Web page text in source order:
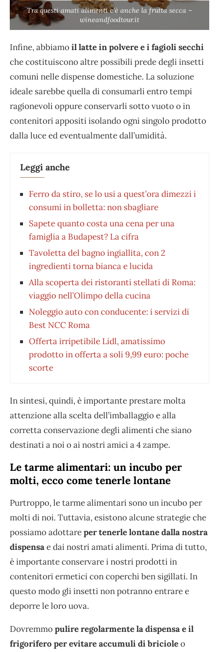
Tra questi amati alimenti c’è anche la frutta secca –
wineandfoodtour.it
Infine, abbiamoil latte in polvere e i fagioli secchi
che costituiscono altre possibili prede degli insetti
comuni nelle dispense domestiche. La soluzione
ideale sarebbe quella di consumarli entro tempi
ragionevoli oppure conservarli sotto vuoto o in
contenitori appositi isolando ogni singolo prodotto
dalla luce ed eventualmente dall’umidità.
Leggi anche
Ferro da stiro, se lo usi a quest’ora dimezzi i
consumi in bolletta: non sbagliare
Sapete quanto costa una cena per una
famiglia a Budapest? La cifra
Tavoletta del bagno ingiallita, con 2
ingredienti torna bianca e lucida
Alla scoperta dei ristoranti stellati di Roma:
viaggio nell’Olimpo della cucina
Noleggio auto con conducente: i servizi di
Best NCC Roma
Offerta irripetibile Lidl, amatissimo
prodotto in offerta a soli 9,99 euro: poche
scorte
In sintesi, quindi, è importante prestare molta
attenzione alla scelta dell’imballaggio e alla
corretta conservazione degli alimenti che siano
destinati a noi o ai nostri amici a 4 zampe.
Le tarme alimentari: un incubo per
molti, ecco come tenerle lontane
Purtroppo, le tarme alimentari sono un incubo per
molti di noi. Tuttavia, esistono alcune strategie che
possiamo adottareper tenerle lontane dalla nostra
dispensae dai nostri amati alimenti. Prima di tutto,
è importante conservare i nostri prodotti in
contenitori ermetici con coperchi ben sigillati. In
questo modo gli insetti non potranno entrare e
deporre le loro uova.
Dovremmopulire regolarmente la dispensa e il
frigorifero per evitare accumuli di bricioleo